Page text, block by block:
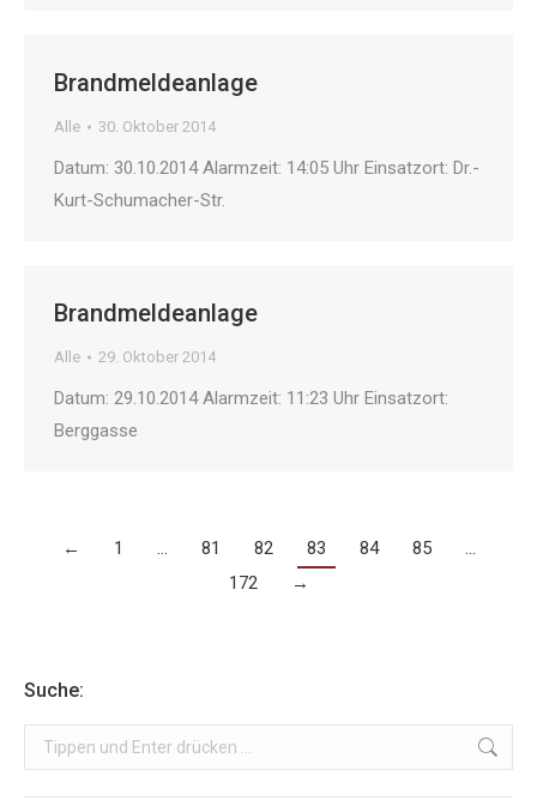
Brandmeldeanlage
Alle 30. Oktober 2014
Datum: 30.10.2014 Alarmzeit: 14:05 Uhr Einsatzort: Dr.-
Kurt-Schumacher-Str.
Brandmeldeanlage
Alle 29. Oktober 2014
Datum: 29.10.2014 Alarmzeit: 11:23 Uhr Einsatzort:
Berggasse
← 1 … 81 82 83 84 85
…
172
→
Suche:
Search: